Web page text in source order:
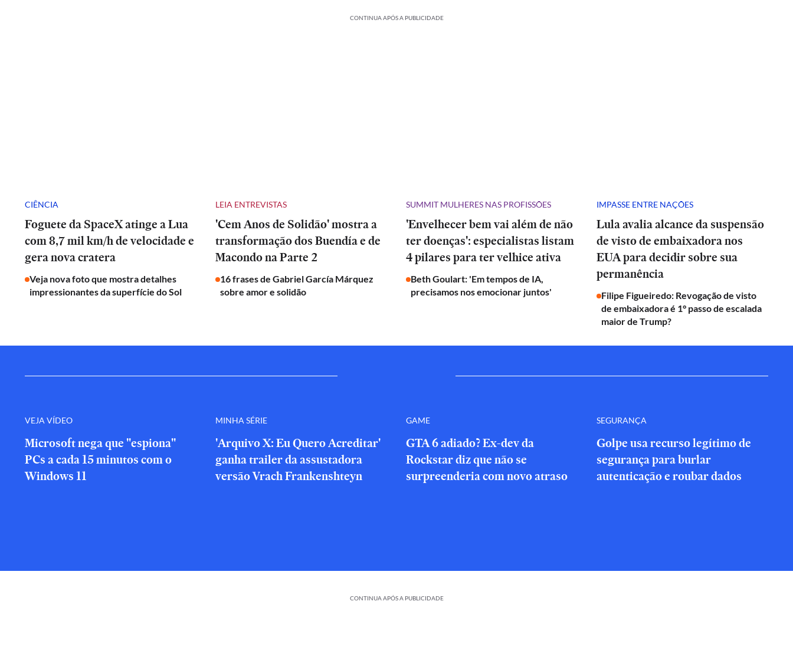
CONTINUA APÓS A PUBLICIDADE
CIÊNCIA
Foguete da SpaceX atinge a Lua
com 8,7 mil km/h de velocidade e
gera nova cratera
Veja nova foto que mostra detalhes
impressionantes da superfície do Sol
LEIA ENTREVISTAS
'Cem Anos de Solidão' mostra a
transformação dos Buendía e de
Macondo na Parte 2
16 frases de Gabriel García Márquez
sobre amor e solidão
SUMMIT MULHERES NAS PROFISSÕES
'Envelhecer bem vai além de não
ter doenças': especialistas listam
4 pilares para ter velhice ativa
Beth Goulart: 'Em tempos de IA,
precisamos nos emocionar juntos'
IMPASSE ENTRE NAÇÕES
Lula avalia alcance da suspensão
de visto de embaixadora nos
EUA para decidir sobre sua
permanência
Filipe Figueiredo: Revogação de visto
de embaixadora é 1° passo de escalada
maior de Trump?
VEJA VÍDEO
Microsoft nega que "espiona"
PCs a cada 15 minutos com o
Windows 11
MINHA SÉRIE
'Arquivo X: Eu Quero Acreditar'
ganha trailer da assustadora
versão Vrach Frankenshteyn
GAME
GTA 6 adiado? Ex-dev da
Rockstar diz que não se
surpreenderia com novo atraso
SEGURANÇA
Golpe usa recurso legítimo de
segurança para burlar
autenticação e roubar dados
CONTINUA APÓS A PUBLICIDADE